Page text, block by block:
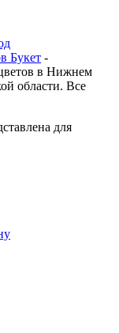
Букет -
в Нижнем
области. Все
для